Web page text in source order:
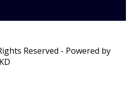
Reserved - Powered by